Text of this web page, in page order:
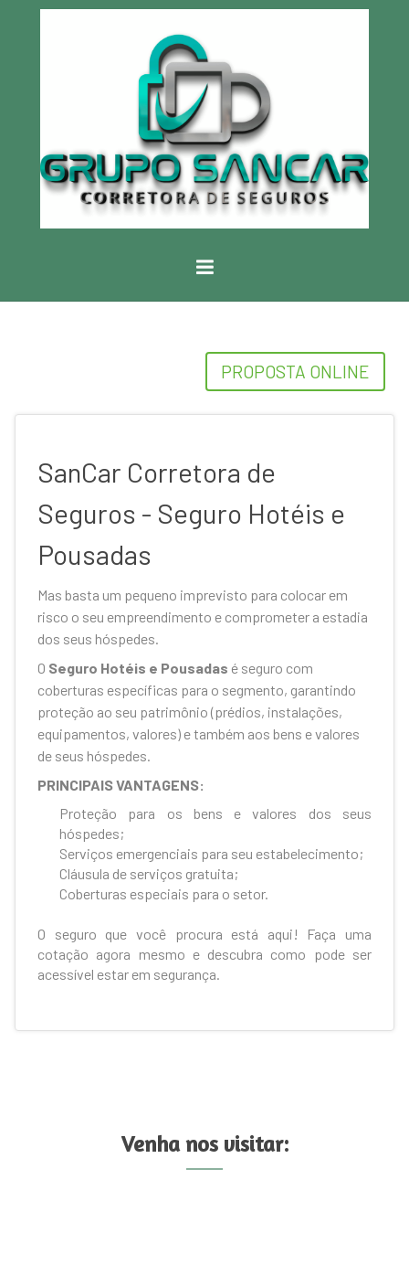
PROPOSTA ONLINE
SanCar Corretora de
Seguros - Seguro Hotéis e
Pousadas
Mas basta um pequeno imprevisto para colocar em
risco o seu empreendimento e comprometer a estadia
dos seus hóspedes.
O Seguro Hotéis e Pousadas é seguro com
coberturas específicas para o segmento, garantindo
proteção ao seu patrimônio (prédios, instalações,
equipamentos, valores) e também aos bens e valores
de seus hóspedes.
PRINCIPAIS VANTAGENS:
Proteção para os bens e valores dos seus
hóspedes;
Serviços emergenciais para seu estabelecimento;
Cláusula de serviços gratuita;
Coberturas especiais para o setor.
O seguro que você procura está aqui! Faça uma
cotação agora mesmo e descubra como pode ser
acessível estar em segurança.
Venha nos visitar: